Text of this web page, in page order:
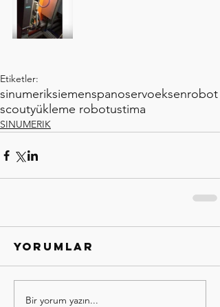
Etiketler:
sinumeriksiemenspanoservoeksenrobot
scoutyükleme robotustima
SINUMERIK
Yorumlar
Bir yorum yazın...